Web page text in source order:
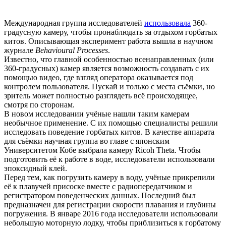
Международная группа исследователей использовала 360-
градусную камеру, чтобы пронаблюдать за отдыхом горбатых
китов. Описывающая эксперимент работа вышла в научном
журнале Behavioural Processes.
Известно, что главной особенностью всенаправленных (или
360-градусных) камер является возможность создавать с их
помощью видео, где взгляд оператора оказывается под
контролем пользователя. Пускай и только с места съёмки, но
зритель может полностью разглядеть всё происходящее,
смотря по сторонам.
В новом исследовании учёные нашли таким камерам
необычное применение. С их помощью специалисты решили
исследовать поведение горбатых китов. В качестве аппарата
для съёмки научная группа во главе с японским
Университетом Кобе выбрала камеру Ricoh Theta. Чтобы
подготовить её к работе в воде, исследователи использовали
эпоксидный клей.
Перед тем, как погрузить камеру в воду, учёные прикрепили
её к плавучей присоске вместе с радиопередатчиком и
регистратором поведенческих данных. Последний был
предназначен для регистрации скорости плавания и глубины
погружения. В январе 2016 года исследователи использовали
небольшую моторную лодку, чтобы приблизиться к горбатому